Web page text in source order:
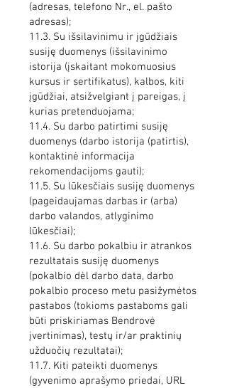
(adresas, telefono Nr., el. pašto
adresas);
11.3. Su išsilavinimu ir įgūdžiais
susiję duomenys (išsilavinimo
istorija (įskaitant mokomuosius
kursus ir sertifikatus), kalbos, kiti
įgūdžiai, atsižvelgiant į pareigas, į
kurias pretenduojama;
11.4. Su darbo patirtimi susiję
duomenys (darbo istorija (patirtis),
kontaktinė informacija
rekomendacijoms gauti);
11.5. Su lūkesčiais susiję duomenys
(pageidaujamas darbas ir (arba)
darbo valandos, atlyginimo
lūkesčiai);
11.6. Su darbo pokalbiu ir atrankos
rezultatais susiję duomenys
(pokalbio dėl darbo data, darbo
pokalbio proceso metu pasižymėtos
pastabos (tokioms pastaboms gali
būti priskiriamas Bendrovė
įvertinimas), testų ir/ar praktinių
užduočių rezultatai);
11.7. Kiti pateikti duomenys
(gyvenimo aprašymo priedai, URL